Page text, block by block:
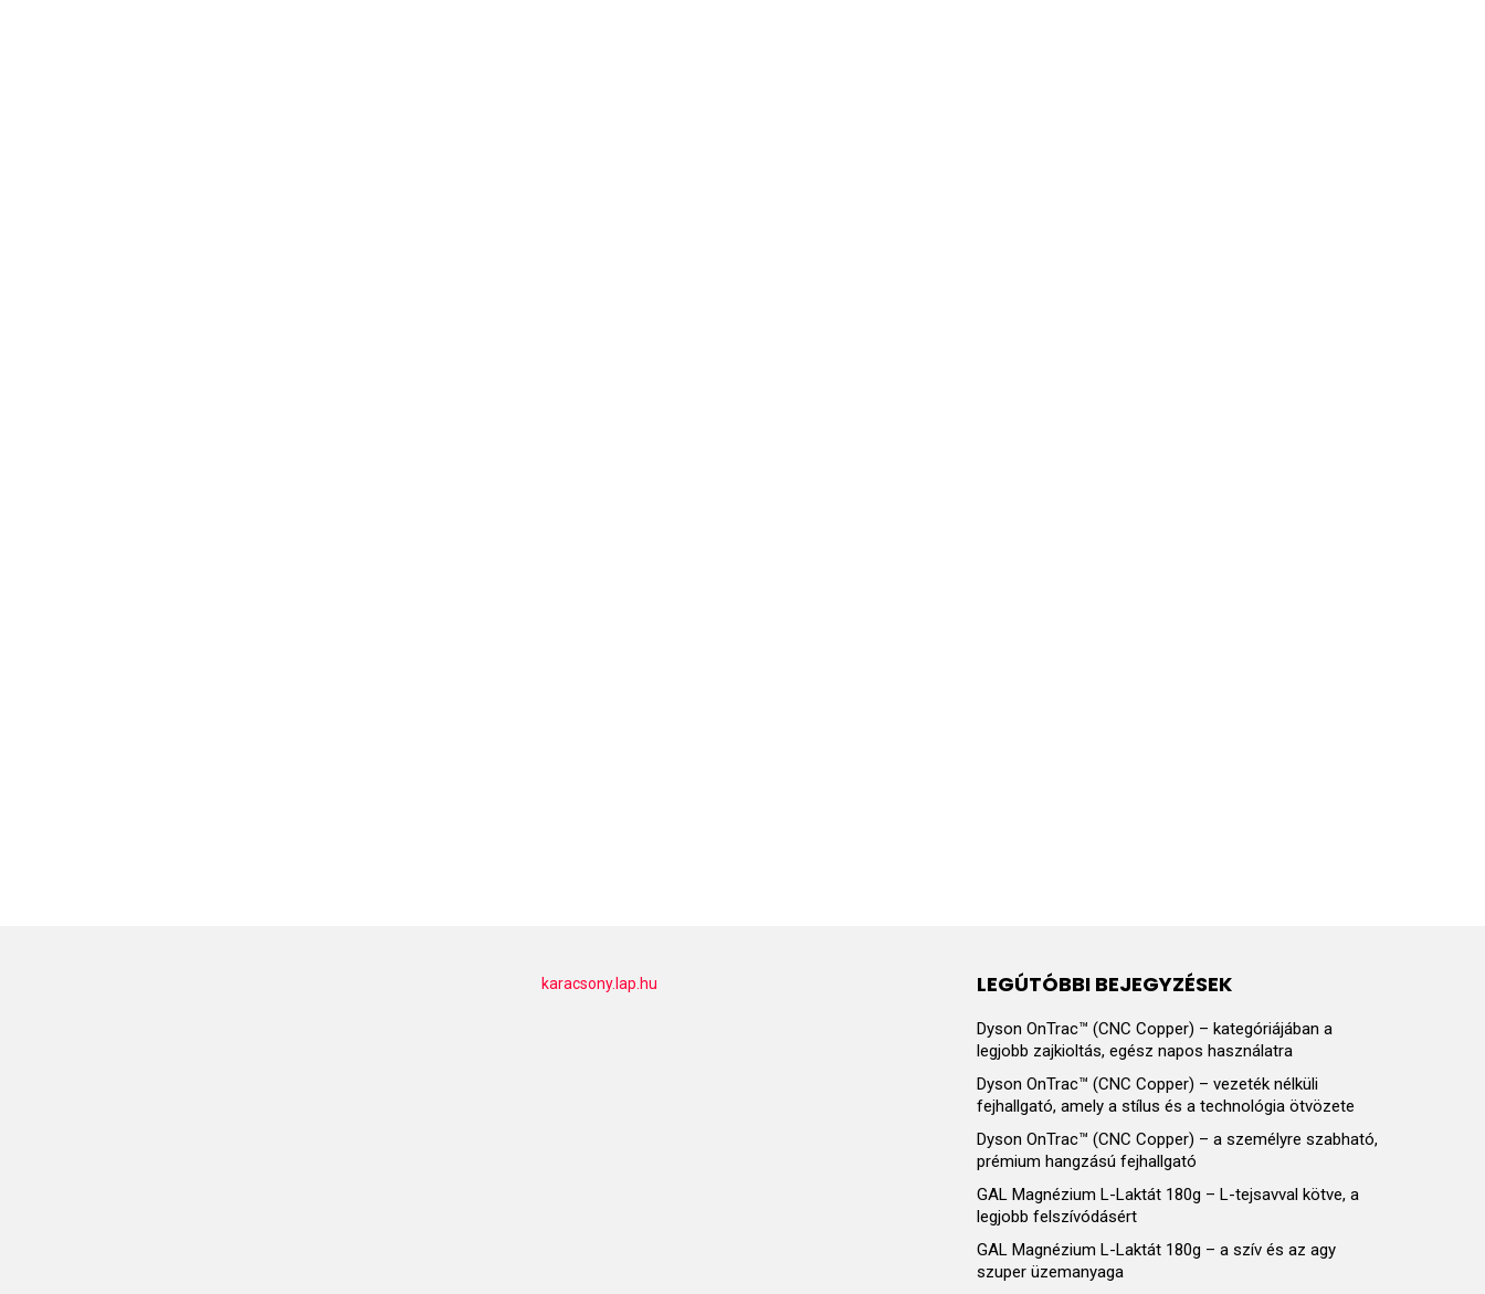
karacsony.lap.hu LEGÚTÓBBI BEJEGYZÉSEK
Dyson OnTrac™ (CNC Copper) – kategóriájában a
legjobb zajkioltás, egész napos használatra
Dyson OnTrac™ (CNC Copper) – vezeték nélküli
fejhallgató, amely a stílus és a technológia ötvözete
Dyson OnTrac™ (CNC Copper) – a személyre szabható,
prémium hangzású fejhallgató
GAL Magnézium L-Laktát 180g – L-tejsavval kötve, a
legjobb felszívódásért
GAL Magnézium L-Laktát 180g – a szív és az agy
szuper üzemanyaga